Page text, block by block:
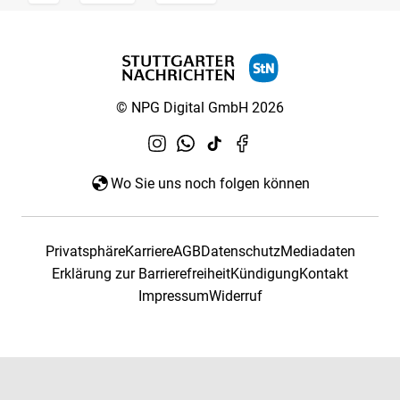
© NPG Digital GmbH 2026
Wo Sie uns noch folgen können
PrivatsphäreKarriereAGBDatenschutzMediadaten
Erklärung zur BarrierefreiheitKündigungKontakt
ImpressumWiderruf